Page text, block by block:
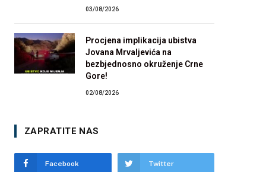
03/08/2026
Procjena implikacija ubistva
Jovana Mrvaljevića na
bezbjednosno okruženje Crne
Gore!
02/08/2026
ZAPRATITE NAS
Facebook Twitter